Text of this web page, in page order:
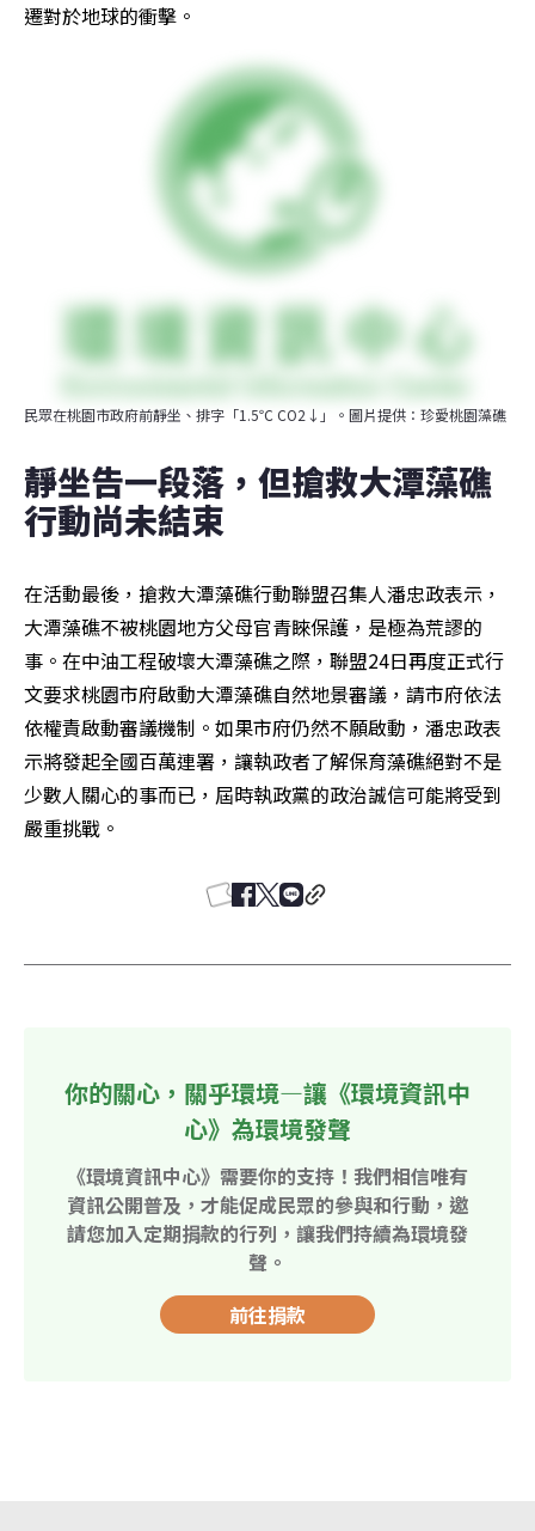
遷對於地球的衝擊。
民眾在桃園市政府前靜坐、排字「1.5℃ CO2↓」。圖片提供：珍愛桃園藻礁
靜坐告一段落，但搶救大潭藻礁
行動尚未結束
在活動最後，搶救大潭藻礁行動聯盟召集人潘忠政表示，
大潭藻礁不被桃園地方父母官青睞保護，是極為荒謬的
事。在中油工程破壞大潭藻礁之際，聯盟24日再度正式行
文要求桃園市府啟動大潭藻礁自然地景審議，請市府依法
依權責啟動審議機制。如果市府仍然不願啟動，潘忠政表
示將發起全國百萬連署，讓執政者了解保育藻礁絕對不是
少數人關心的事而已，屆時執政黨的政治誠信可能將受到
嚴重挑戰。
你的關心，關乎環境—讓《環境資訊中
心》為環境發聲
《環境資訊中心》需要你的支持！我們相信唯有
資訊公開普及，才能促成民眾的參與和行動，邀
請您加入定期捐款的行列，讓我們持續為環境發
聲。
前往捐款